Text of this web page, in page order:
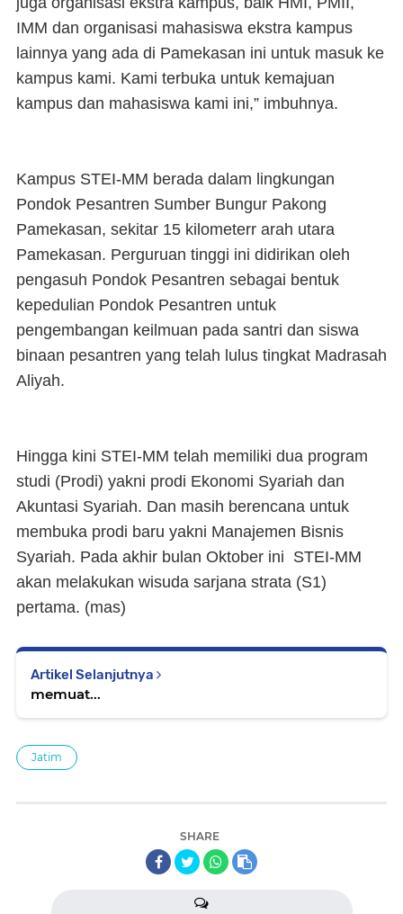
IMM dan organisasi mahasiswa ekstra kampus
lainnya yang ada di Pamekasan ini untuk masuk ke
kampus kami. Kami terbuka untuk kemajuan
kampus dan mahasiswa kami ini,” imbuhnya.
Kampus STEI-MM berada dalam lingkungan
Pondok Pesantren Sumber Bungur Pakong
Pamekasan, sekitar 15 kilometerr arah utara
Pamekasan. Perguruan tinggi ini didirikan oleh
pengasuh Pondok Pesantren sebagai bentuk
kepedulian Pondok Pesantren untuk
pengembangan keilmuan pada santri dan siswa
binaan pesantren yang telah lulus tingkat Madrasah
Aliyah.
Hingga kini STEI-MM telah memiliki dua program
studi (Prodi) yakni prodi Ekonomi Syariah dan
Akuntasi Syariah. Dan masih berencana untuk
membuka prodi baru yakni Manajemen Bisnis
Syariah. Pada akhir bulan Oktober ini STEI-MM
akan melakukan wisuda sarjana strata (S1)
pertama. (mas)
Artikel Selanjutnya
memuat...
Jatim
SHARE